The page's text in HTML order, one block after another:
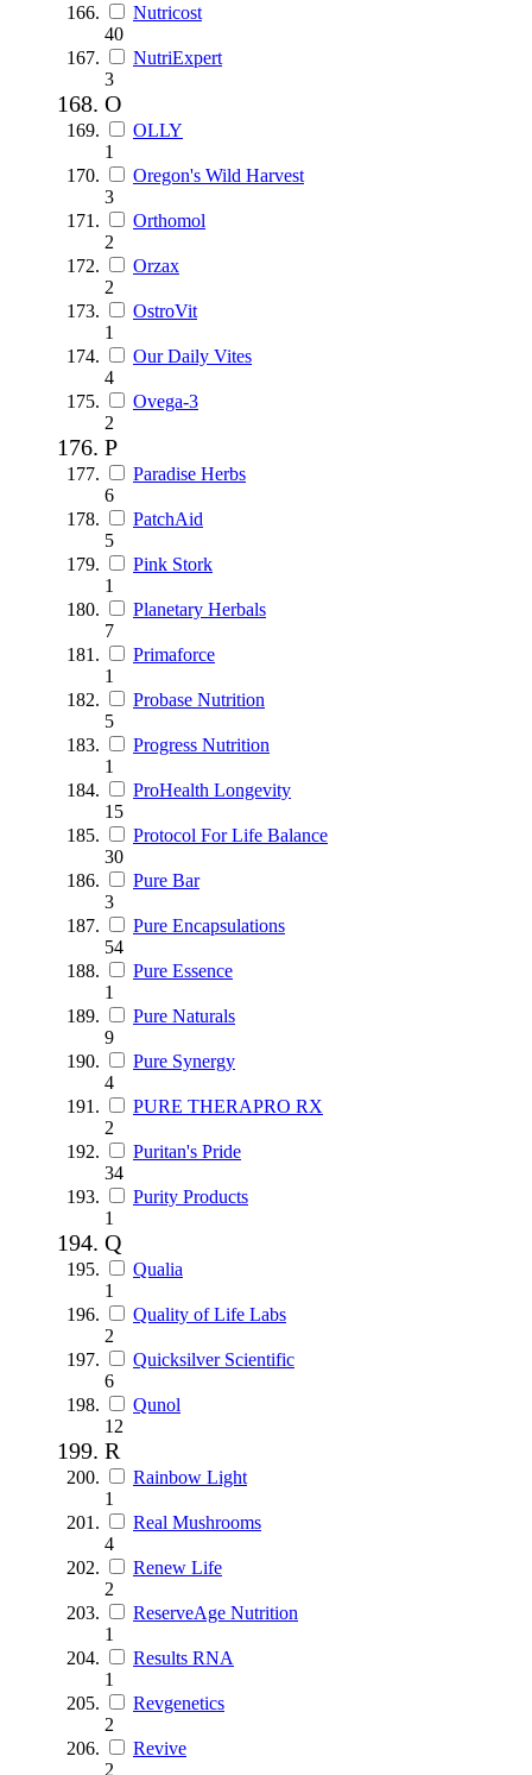
Nutricost
40
NutriExpert
3
O
OLLY
1
Oregon's Wild Harvest
3
Orthomol
2
Orzax
2
OstroVit
1
Our Daily Vites
4
Ovega-3
2
P
Paradise Herbs
6
PatchAid
5
Pink Stork
1
Planetary Herbals
7
Primaforce
1
Probase Nutrition
5
Progress Nutrition
1
ProHealth Longevity
15
Protocol For Life Balance
30
Pure Bar
3
Pure Encapsulations
54
Pure Essence
1
Pure Naturals
9
Pure Synergy
4
PURE THERAPRO RX
2
Puritan's Pride
34
Purity Products
1
Q
Qualia
1
Quality of Life Labs
2
Quicksilver Scientific
6
Qunol
12
R
Rainbow Light
1
Real Mushrooms
4
Renew Life
2
ReserveAge Nutrition
1
Results RNA
1
Revgenetics
2
Revive
2